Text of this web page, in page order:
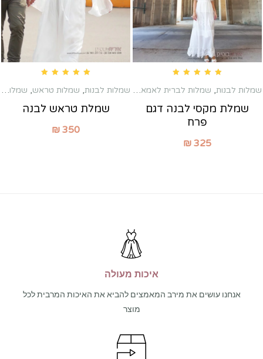
שמלות לבנות, שמלות לברית לאמא, שמלות לשבת חתן,שמלות מקסי
שמלת מקסי לבנה דגם
פרח
₪ 325
שמלות לבנות, שמלות טראש, שמלות כלה שניה
שמלת טראש לבנה
₪ 350
איכות מעולה
אנחנו עושים את מירב המאמצים להביא את האיכות המרבית לכל
מוצר